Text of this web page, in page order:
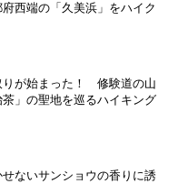
西端の「久美浜」をハイク
りが始まった！ 修験道の山
」の聖地を巡るハイキング
ないサンショウの香りに誘